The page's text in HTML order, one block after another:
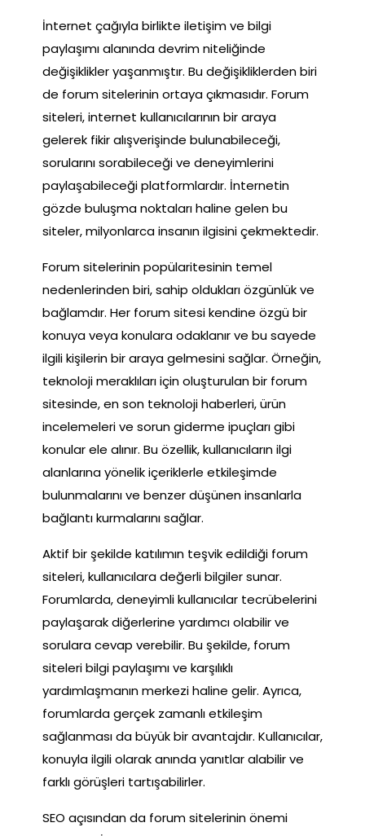
İnternet çağıyla birlikte iletişim ve bilgi
paylaşımı alanında devrim niteliğinde
değişiklikler yaşanmıştır. Bu değişikliklerden biri
de forum sitelerinin ortaya çıkmasıdır. Forum
siteleri, internet kullanıcılarının bir araya
gelerek fikir alışverişinde bulunabileceği,
sorularını sorabileceği ve deneyimlerini
paylaşabileceği platformlardır. İnternetin
gözde buluşma noktaları haline gelen bu
siteler, milyonlarca insanın ilgisini çekmektedir.
Forum sitelerinin popülaritesinin temel
nedenlerinden biri, sahip oldukları özgünlük ve
bağlamdır. Her forum sitesi kendine özgü bir
konuya veya konulara odaklanır ve bu sayede
ilgili kişilerin bir araya gelmesini sağlar. Örneğin,
teknoloji meraklıları için oluşturulan bir forum
sitesinde, en son teknoloji haberleri, ürün
incelemeleri ve sorun giderme ipuçları gibi
konular ele alınır. Bu özellik, kullanıcıların ilgi
alanlarına yönelik içeriklerle etkileşimde
bulunmalarını ve benzer düşünen insanlarla
bağlantı kurmalarını sağlar.
Aktif bir şekilde katılımın teşvik edildiği forum
siteleri, kullanıcılara değerli bilgiler sunar.
Forumlarda, deneyimli kullanıcılar tecrübelerini
paylaşarak diğerlerine yardımcı olabilir ve
sorulara cevap verebilir. Bu şekilde, forum
siteleri bilgi paylaşımı ve karşılıklı
yardımlaşmanın merkezi haline gelir. Ayrıca,
forumlarda gerçek zamanlı etkileşim
sağlanması da büyük bir avantajdır. Kullanıcılar,
konuyla ilgili olarak anında yanıtlar alabilir ve
farklı görüşleri tartışabilirler.
SEO açısından da forum sitelerinin önemi